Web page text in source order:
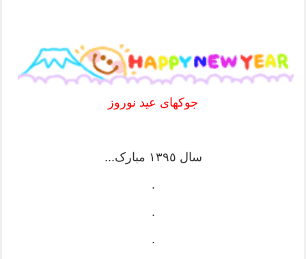
جوکهای عید نوروز
‏سال ١٣٩٥ مبارک...
.
.
.